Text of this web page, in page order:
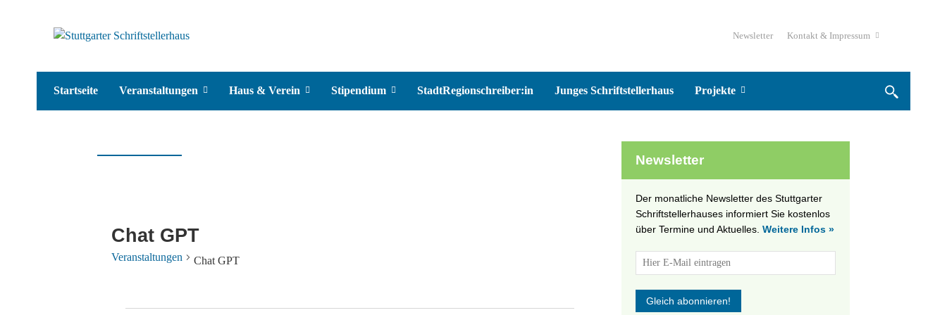
Newsletter Kontakt & Impressum
Startseite Veranstaltungen Haus & Verein Stipendium StadtRegionschreiber:in Junges Schriftstellerhaus Projekte
Chat GPT
Veranstaltungen Chat GPT
Newsletter
Der monatliche Newsletter des Stuttgarter
Schriftstellerhauses informiert Sie kostenlos
über Termine und Aktuelles. Weitere Infos »